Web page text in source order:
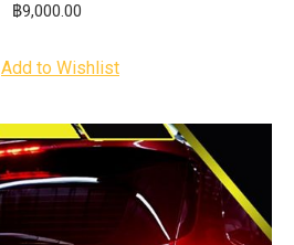
฿9,000.00
Add to Wishlist